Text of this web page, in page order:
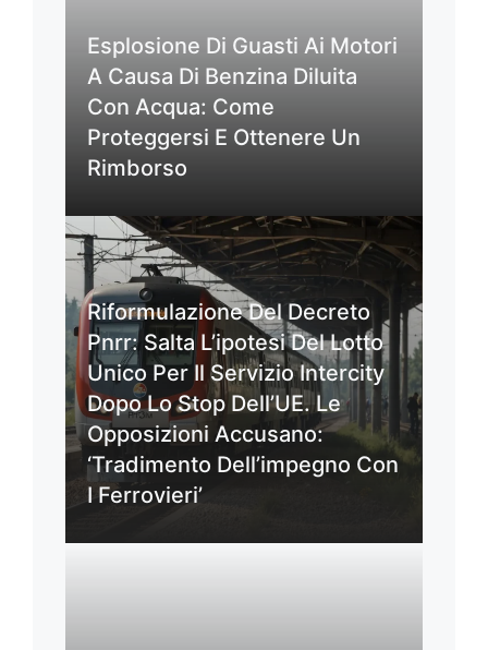
Esplosione Di Guasti Ai Motori
A Causa Di Benzina Diluita
Con Acqua: Come
Proteggersi E Ottenere Un
Rimborso
Riformulazione Del Decreto
Pnrr: Salta L’ipotesi Del Lotto
Unico Per Il Servizio Intercity
Dopo Lo Stop Dell’UE. Le
Opposizioni Accusano:
‘Tradimento Dell’impegno Con
I Ferrovieri’